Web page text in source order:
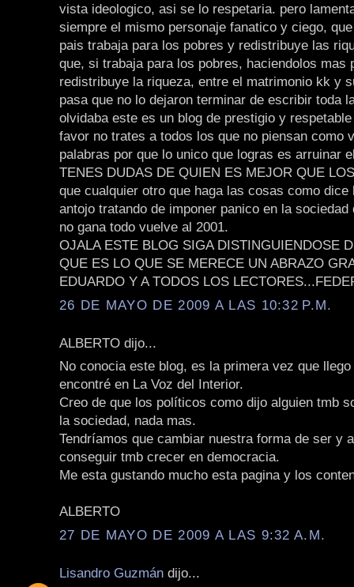
vista ideologico, asi se lo respetaria. pero
siempre el mismo personaje fanatico y ciego,
pais trabaja para los pobres y redistribuye las
que, si trabaja para los pobres, haciendolos mas
redistribuye la riqueza, entre el matrimonio kk y
pasa que no lo dejaron terminar de escribir toda
olvidaba este es un blog de prestigio y
favor no trates a todos los que no piensan como
palabras por que lo unico que logras es arruinar
TENES DUDAS DE QUIEN ES MEJOR QUE
que cualquier otro que haga las cosas como
antojo tratando de imponer panico en la sociedad
no gana todo vuelve al 2001.
OJALA ESTE BLOG SIGA DISTINGUIENDOSE
QUE ES LO QUE SE MERECE UN ABRAZO
EDUARDO Y A TODOS LOS
26 DE MAYO DE 2009 A LAS 10:32 P.M.
ALBERTO dijo...
No conocia este blog, es la primera vez que
encontré en La Voz del Interior.
Creo de que los políticos como dijo alguien tmb
la sociedad, nada mas.
Tendríamos que cambiar nuestra forma de ser y
conseguir tmb crecer en democracia.
Me esta gustando mucho esta pagina y los
ALBERTO
27 DE MAYO DE 2009 A LAS 9:32 A.M.
Lisandro Guzmán dijo...